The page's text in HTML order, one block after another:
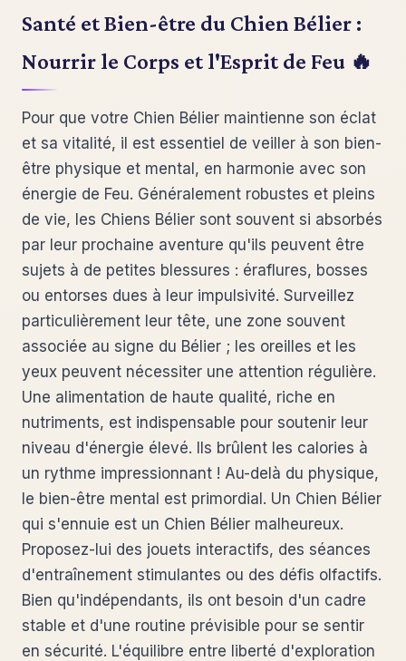
Santé et Bien-être du Chien Bélier :
Nourrir le Corps et l'Esprit de Feu 🔥
Pour que votre Chien Bélier maintienne son éclat
et sa vitalité, il est essentiel de veiller à son bien-
être physique et mental, en harmonie avec son
énergie de Feu. Généralement robustes et pleins
de vie, les Chiens Bélier sont souvent si absorbés
par leur prochaine aventure qu'ils peuvent être
sujets à de petites blessures : éraflures, bosses
ou entorses dues à leur impulsivité. Surveillez
particulièrement leur tête, une zone souvent
associée au signe du Bélier ; les oreilles et les
yeux peuvent nécessiter une attention régulière.
Une alimentation de haute qualité, riche en
nutriments, est indispensable pour soutenir leur
niveau d'énergie élevé. Ils brûlent les calories à
un rythme impressionnant ! Au-delà du physique,
le bien-être mental est primordial. Un Chien Bélier
qui s'ennuie est un Chien Bélier malheureux.
Proposez-lui des jouets interactifs, des séances
d'entraînement stimulantes ou des défis olfactifs.
Bien qu'indépendants, ils ont besoin d'un cadre
stable et d'une routine prévisible pour se sentir
en sécurité. L'équilibre entre liberté d'exploration